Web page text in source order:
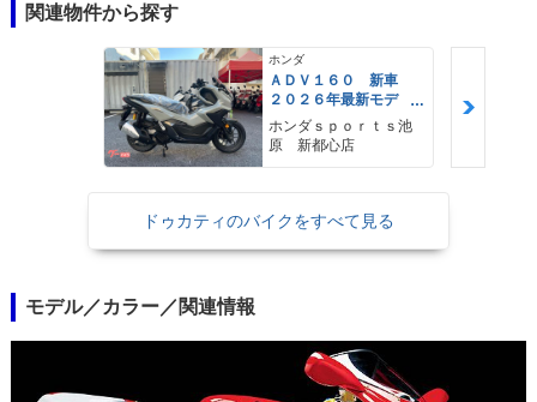
関連物件から探す
ホンダ
ＡＤＶ１６０ 新車
２０２６年最新モデ
ル パールスモーキー
グレー スマートキ
ー ２９Ｌメットイ
ホンダｓｐｏｒｔｓ池
原 新都心店
ドゥカティのバイクをすべて見る
モデル／カラー／関連情報